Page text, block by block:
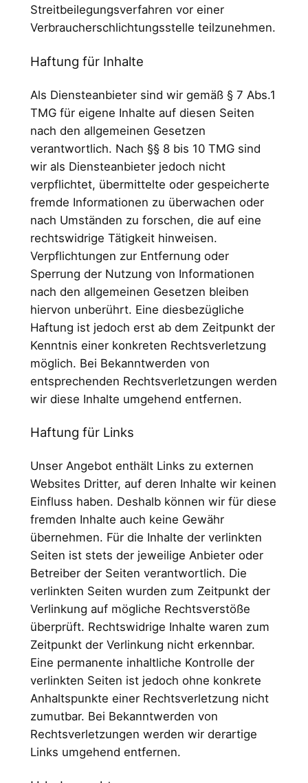
Streitbeilegungsverfahren vor einer
Verbraucherschlichtungsstelle teilzunehmen.
Haftung für Inhalte
Als Diensteanbieter sind wir gemäß § 7 Abs.1
TMG für eigene Inhalte auf diesen Seiten
nach den allgemeinen Gesetzen
verantwortlich. Nach §§ 8 bis 10 TMG sind
wir als Diensteanbieter jedoch nicht
verpflichtet, übermittelte oder gespeicherte
fremde Informationen zu überwachen oder
nach Umständen zu forschen, die auf eine
rechtswidrige Tätigkeit hinweisen.
Verpflichtungen zur Entfernung oder
Sperrung der Nutzung von Informationen
nach den allgemeinen Gesetzen bleiben
hiervon unberührt. Eine diesbezügliche
Haftung ist jedoch erst ab dem Zeitpunkt der
Kenntnis einer konkreten Rechtsverletzung
möglich. Bei Bekanntwerden von
entsprechenden Rechtsverletzungen werden
wir diese Inhalte umgehend entfernen.
Haftung für Links
Unser Angebot enthält Links zu externen
Websites Dritter, auf deren Inhalte wir keinen
Einfluss haben. Deshalb können wir für diese
fremden Inhalte auch keine Gewähr
übernehmen. Für die Inhalte der verlinkten
Seiten ist stets der jeweilige Anbieter oder
Betreiber der Seiten verantwortlich. Die
verlinkten Seiten wurden zum Zeitpunkt der
Verlinkung auf mögliche Rechtsverstöße
überprüft. Rechtswidrige Inhalte waren zum
Zeitpunkt der Verlinkung nicht erkennbar.
Eine permanente inhaltliche Kontrolle der
verlinkten Seiten ist jedoch ohne konkrete
Anhaltspunkte einer Rechtsverletzung nicht
zumutbar. Bei Bekanntwerden von
Rechtsverletzungen werden wir derartige
Links umgehend entfernen.